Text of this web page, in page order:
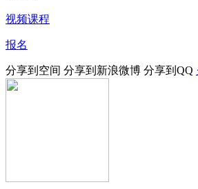
视频课程
报名
分享到空间 分享到新浪微博 分享到QQ